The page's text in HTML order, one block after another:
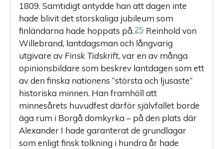
1809. Samtidigt antydde han att dagen inte
hade blivit det storskaliga jubileum som
finländarna hade hoppats på.25 Reinhold von
Willebrand, lantdagsman och långvarig
utgivare av Finsk Tidskrift, var en av många
opinionsbildare som beskrev lantdagen som ett
av den finska nationens ”största och ljusaste”
historiska minnen. Han framhöll att
minnesårets huvudfest därför självfallet borde
äga rum i Borgå domkyrka – på den plats där
Alexander I hade garanterat de grundlagar
som enligt finsk tolkning i hundra år hade